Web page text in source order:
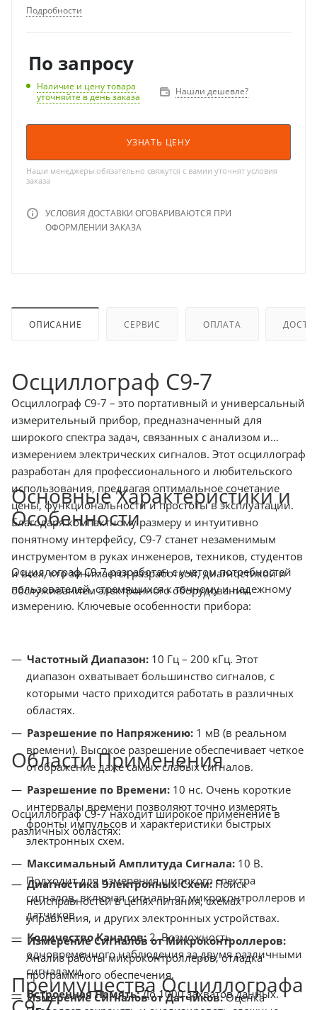
Подробности
По запросу
Наличие и цену товара
уточняйте в день заказа
Нашли дешевле?
УЗНАТЬ ЦЕНУ
Наши менеджеры обязательно свяжутся с вамии уточнят условия
заказа
УСЛОВИЯ ДОСТАВКИ ОГОВАРИВАЮТСЯ ПРИ
ОФОРМЛЕНИИ ЗАКАЗА
ОПИСАНИЕ СЕРВИС ОПЛАТА
Осциллограф С9-7
Осциллограф С9-7 – это портативный и универсальный
измерительный прибор, предназначенный для
широкого спектра задач, связанных с анализом и
измерением электрических сигналов. Этот осциллограф
разработан для профессионального и любительского
использования, предлагая оптимальное сочетание
цены, функциональности и простоты в эксплуатации.
Благодаря компактному размеру и интуитивно
понятному интерфейсу, С9-7 станет незаменимым
инструментом в руках инженеров, техников, студентов
и всех, кто занимается разработкой, диагностикой и
обслуживанием электронного оборудования.
Основные Характеристики и
Особенности
Осциллограф С9-7 разработан с учетом потребностей
пользователей, стремящихся к точному и надежному
измерению. Ключевые особенности прибора:
Частотный Диапазон: 10 Гц – 200 кГц. Этот
диапазон охватывает большинство сигналов, с
которыми часто приходится работать в различных
областях.
Разрешение по Напряжению: 1 мВ (в реальном
времени). Высокое разрешение обеспечивает четкое
отображение даже самых слабых сигналов.
Разрешение по Времени: 10 нс. Очень короткие
интервалы времени позволяют точно измерять
фронты импульсов и характеристики быстрых
электронных схем.
Максимальный Амплитуда Сигнала: 10 В.
Подходит для измерения широкого спектра
сигналов, включая сигналы от микроконтроллеров и
датчиков.
Количество Каналов:2. Возможность
одновременного наблюдения за двумя различными
сигналами.
Встроенная Память:До 1000 захватов данных.
Области Применения
Осциллограф С9-7 находит широкое применение в
различных областях:
Диагностика Электронных Схем:Поиск
неисправностей в цепях питания, схемах
управления, и других электронных устройствах.
Измерение Сигналов от Микроконтроллеров:
Анализ работы микроконтроллеров, отладка
программного обеспечения.
Измерение Сигналов от Датчиков:Оценка
Преимущества Осциллографа